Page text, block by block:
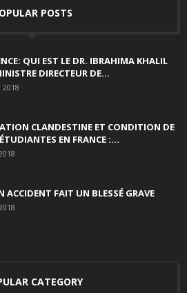
POSTS
QUI EST LE DR. IBRAHIMA KHALIL
DIRECTEUR DE...
CLANDESTINE ET CONDITION DE
EN FRANCE :...
ACCIDENT FAIT UN BLESSÉ GRAVE
CATEGORY